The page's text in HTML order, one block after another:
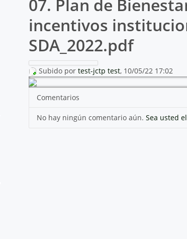
07. Plan de
incentivos
SDA_2022.pdf
Subido por test-jctp test, 10/05/22 17:02
Comentarios
No hay ningún comentario aún. Sea usted